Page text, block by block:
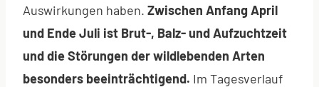
Auswirkungen haben. Zwischen Anfang April
und Ende Juli ist Brut-, Balz- und Aufzuchtzeit
und die Störungen der wildlebenden Arten
besonders beeinträchtigend. Im Tagesverlauf